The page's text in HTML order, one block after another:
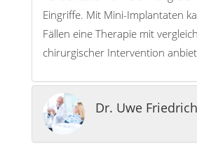
Eingriffe. Mit Mini-Implantaten
Fällen eine Therapie mit
chirurgischer Intervention
Dr. Uwe